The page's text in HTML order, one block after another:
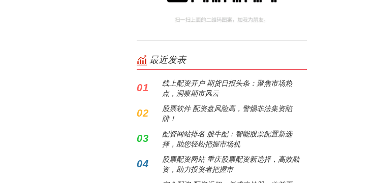
最近发表
01
线上配资开户 期货日报头条：聚焦市场热
点，洞察期市风云
02
股票软件 配资盘风险高，警惕非法集资陷
阱！
03
配资网站排名 股牛配：智能股票配置新选
择，助您轻松把握市场机
04
股票配资网站 重庆股票配资新选择，高效融
资，助力投资者把握市